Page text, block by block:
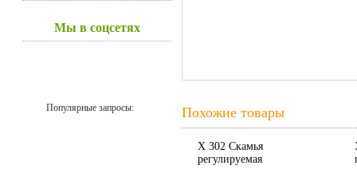
Мы в соцсетях
Популярные запросы: Похожие товары
X 302 Скамья
регулируемая